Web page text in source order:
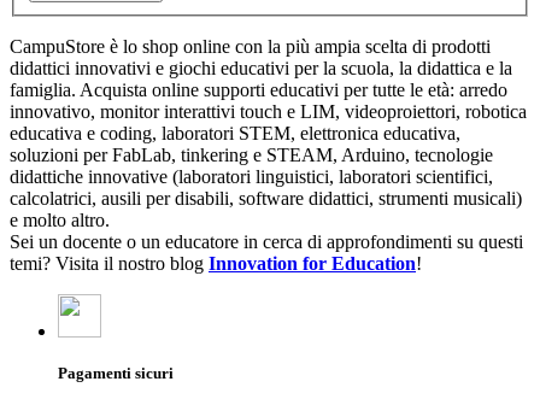
CampuStore è lo shop online con la più ampia scelta di prodotti
didattici innovativi e giochi educativi per la scuola, la didattica e la
famiglia. Acquista online supporti educativi per tutte le età: arredo
innovativo, monitor interattivi touch e LIM, videoproiettori, robotica
educativa e coding, laboratori STEM, elettronica educativa,
soluzioni per FabLab, tinkering e STEAM, Arduino, tecnologie
didattiche innovative (laboratori linguistici, laboratori scientifici,
calcolatrici, ausili per disabili, software didattici, strumenti musicali)
e molto altro.
Sei un docente o un educatore in cerca di approfondimenti su questi
temi? Visita il nostro blog Innovation for Education!
Pagamenti sicuri